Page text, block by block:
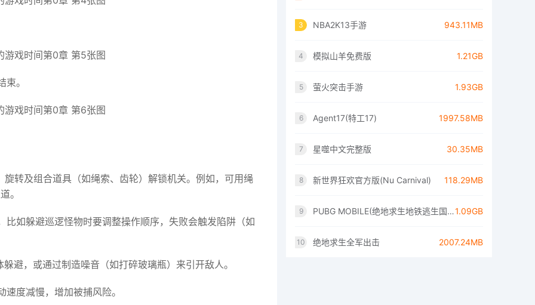
。
转及组合道具（如绳索、齿轮）解锁机关。例如，可用绳
。
如躲避巡逻怪物时要调整操作顺序，失败会触发陷阱（如
避，或通过制造噪音（如打碎玻璃瓶）来引开敌人。
度减慢，增加被捕风险。
3 NBA2K13手游 943.11MB
4 模拟山羊免费版 1.21GB
5 萤火突击手游 1.93GB
6 Agent17(特工17) 1997.58MB
7 星噬中文完整版 30.35MB
8 新世界狂欢官方版(Nu Carnival) 118.29MB
9 PUBG MOBILE(绝地求生地铁逃生国际服)1.09GB
10 绝地求生全军出击 2007.24MB